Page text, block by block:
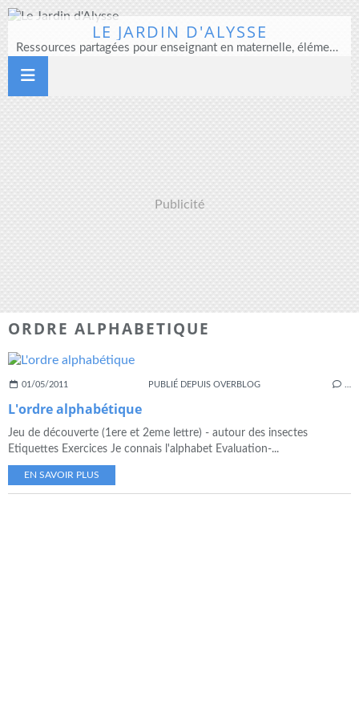
LE JARDIN D'ALYSSE
Ressources partagées pour enseignant en maternelle, élémentaire et direction d'école
Publicité
ORDRE ALPHABETIQUE
01/05/2011 PUBLIÉ DEPUIS OVERBLOG
L'ordre alphabétique
Jeu de découverte (1ere et 2eme lettre) - autour des insectes
Etiquettes Exercices Je connais l'alphabet Evaluation-...
EN SAVOIR PLUS